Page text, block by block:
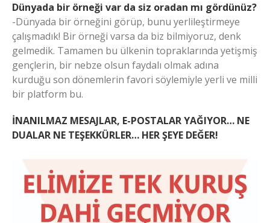
Dünyada bir örneği var da siz oradan mı gördünüz?
-Dünyada bir örneğini görüp, bunu yerlileştirmeye
çalışmadık! Bir örneği varsa da biz bilmiyoruz, denk
gelmedik. Tamamen bu ülkenin topraklarında yetişmiş
gençlerin, bir nebze olsun faydalı olmak adına
kurduğu son dönemlerin favori söylemiyle yerli ve milli
bir platform bu.
İNANILMAZ MESAJLAR, E-POSTALAR YAĞIYOR… NE
DUALAR NE TEŞEKKÜRLER… HER ŞEYE DEĞER!